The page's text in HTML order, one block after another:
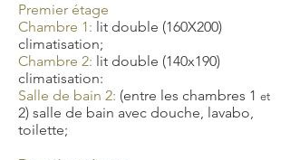
Premier étage
Chambre 1: lit double (160X200)
climatisation;
Chambre 2: lit double (140x190)
climatisation:
Salle de bain 2: (entre les chambres 1 et
2) salle de bain avec douche, lavabo,
toilette;